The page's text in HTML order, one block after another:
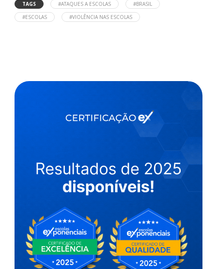
TAGS #ATAQUES A ESCOLAS
#BRASIL
#ESCOLAS
#VIOLÊNCIA NAS ESCOLAS